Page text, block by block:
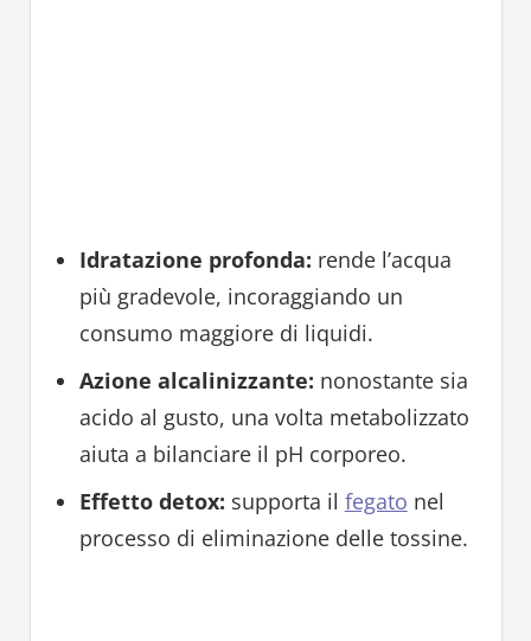
Idratazione profonda: rende l’acqua
più gradevole, incoraggiando un
consumo maggiore di liquidi.
Azione alcalinizzante: nonostante sia
acido al gusto, una volta metabolizzato
aiuta a bilanciare il pH corporeo.
Effetto detox: supporta il fegato nel
processo di eliminazione delle tossine.